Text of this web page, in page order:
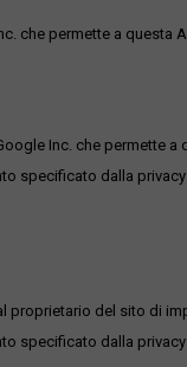
che permette a
Inc. che permette
specificato dalla
del sito di
specificato dalla